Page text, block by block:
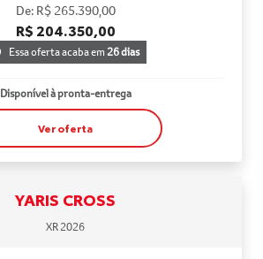
De: R$ 265.390,00
R$ 204.350,00
Essa oferta acaba em26 dias
Disponível à pronta-entrega
Ver oferta
YARIS CROSS
XR 2026